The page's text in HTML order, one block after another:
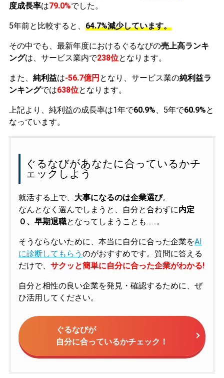
度成長率は79.0%でした。
5年前と比較すると、 64.7%減少しています。
その中でも、最新年度におけるぐるなびの売上高ランキ
ングは、サービス業内で238位となります。
また、 純利益は-56.7億円 となり、サービス業の純利益ラ
ンキングでは638位となります。
上記より、純利益の成長率は1年で60.9%、5年で60.9%と
なっています。
ぐるなびがあなたに合っているかチ
ェックしよう
就活する上で、 大事になるのは企業選び。
なんとなく選んでしまうと、自分と合わずに内定
０、早期退職となってしまうことも……。
そうならないために、本当に自分に合った企業をAI
に診断してもらう のがおすすめです。質問に答える
だけで、 サクッと簡単に自分に合った企業がわかる!
自分と相性の良い企業を発見・確認するために、ぜ
ひ活用してください。
ぐるなびが
自分に合っているかチェック！